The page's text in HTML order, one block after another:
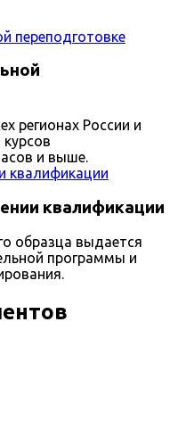
регионах России и
и выше.
квалификации
образца выдается
программы и